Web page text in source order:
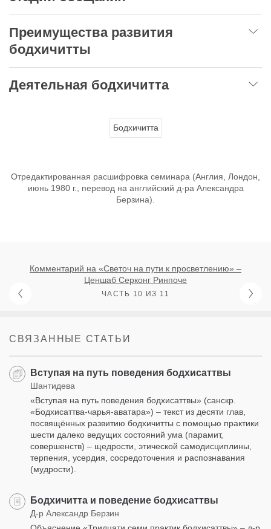
Преимущества развития
бодхичитты
Деятельная бодхичитта
Бодхичитта
Отредактированная расшифровка семинара (Англия, Лондон,
июнь 1980 г., перевод на английский д-ра Александра
Берзина).
Комментарий на «Светоч на пути к просветлению» –
Ценшаб Серконг Ринпоче
ЧАСТЬ 10 ИЗ 11
СВЯЗАННЫЕ СТАТЬИ
Вступая на путь поведения бодхисаттвы
Шантидева
«Вступая на путь поведения бодхисаттвы» (санскр.
«Бодхисаттва-чарья-аватара») – текст из десяти глав,
посвящённых развитию бодхичитты с помощью практики
шести далеко ведущих состояний ума (парамит,
совершенств) – щедрости, этической самодисциплины,
терпения, усердия, сосредоточения и распознавания
(мудрости).
Бодхичитта и поведение бодхисаттвы
Д-р Александр Берзин